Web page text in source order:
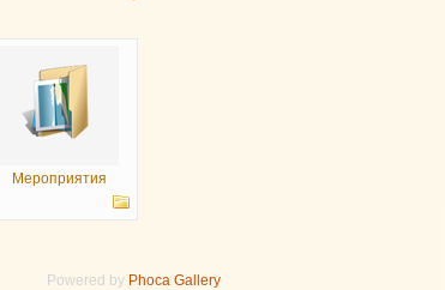
Мероприятия
Powered by Phoca Gallery